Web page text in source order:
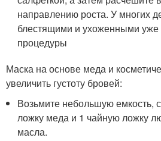
направлению роста. У многих
блестящими и ухоженными уже
процедуры
Маска на основе меда и
увеличить густоту бровей:
Возьмите небольшую емкость,
ложку меда и 1 чайную ложку
масла.